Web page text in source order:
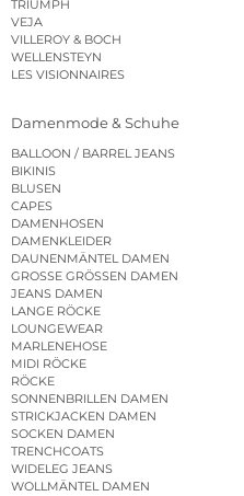
TRIUMPH
VEJA
VILLEROY & BOCH
WELLENSTEYN
LES VISIONNAIRES
Damenmode & Schuhe
BALLOON / BARREL JEANS
BIKINIS
BLUSEN
CAPES
DAMENHOSEN
DAMENKLEIDER
DAUNENMÄNTEL DAMEN
GROSSE GRÖSSEN DAMEN
JEANS DAMEN
LANGE RÖCKE
LOUNGEWEAR
MARLENEHOSE
MIDI RÖCKE
RÖCKE
SONNENBRILLEN DAMEN
STRICKJACKEN DAMEN
SOCKEN DAMEN
TRENCHCOATS
WIDELEG JEANS
WOLLMÄNTEL DAMEN